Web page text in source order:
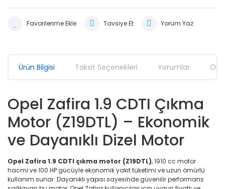
Tavsiye Et Yorum Yaz
Ürün Bilgisi Taksit Seçenekleri Yorumlar
Opel Zafira 1.9 CDTI Çıkma
Motor (Z19DTL) – Ekonomik
ve Dayanıklı Dizel Motor
Opel Zafira 1.9 CDTI çıkma motor (Z19DTL), 1910 cc motor
hacmi ve 100 HP gücüyle ekonomik yakıt tüketimi ve uzun ömürlü
kullanım sunar. Dayanıklı yapısı sayesinde güvenilir performans